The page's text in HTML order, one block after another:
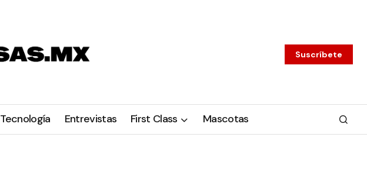
Suscríbete
Tecnología Entrevistas First Class Mascotas